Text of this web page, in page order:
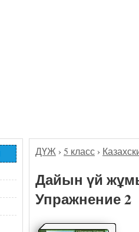
ДҮЖ › 5 класс ›
Дайын үй
Упражнение 2